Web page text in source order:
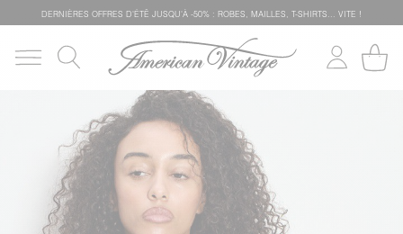
DERNIÈRES OFFRES D'ÉTÊ JUSQU'À -50% : ROBES, MAILLES, T-SHIRTS... VITE !